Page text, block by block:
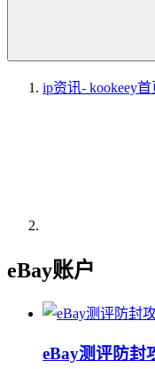
ip资讯- kookeey首
eBay账户
eBay测评防封